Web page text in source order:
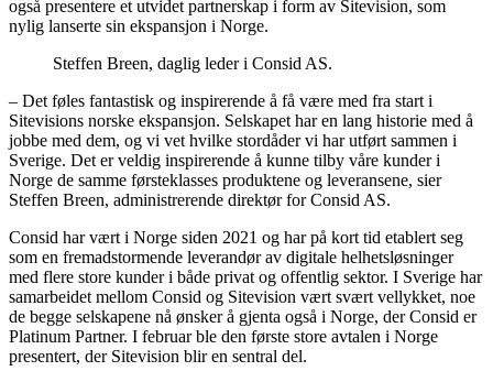
også presentere et utvidet partnerskap i form av Sitevision, som
nylig lanserte sin ekspansjon i Norge.
Steffen Breen, daglig leder i Consid AS.
– Det føles fantastisk og inspirerende å få være med fra start i
Sitevisions norske ekspansjon. Selskapet har en lang historie med å
jobbe med dem, og vi vet hvilke stordåder vi har utført sammen i
Sverige. Det er veldig inspirerende å kunne tilby våre kunder i
Norge de samme førsteklasses produktene og leveransene, sier
Steffen Breen, administrerende direktør for Consid AS.
Consid har vært i Norge siden 2021 og har på kort tid etablert seg
som en fremadstormende leverandør av digitale helhetsløsninger
med flere store kunder i både privat og offentlig sektor. I Sverige har
samarbeidet mellom Consid og Sitevision vært svært vellykket, noe
de begge selskapene nå ønsker å gjenta også i Norge, der Consid er
Platinum Partner. I februar ble den første store avtalen i Norge
presentert, der Sitevision blir en sentral del.